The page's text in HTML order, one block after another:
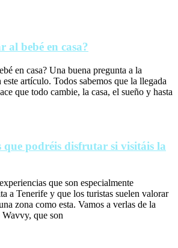
al bebé en casa?
en casa? Una buena pregunta a la
este artículo. Todos sabemos que la llegada
que todo cambie, la casa, el sueño y hasta
que podréis disfrutar si visitáis la
que son especialmente
a Tenerife y que los turistas suelen valorar
zona como esta. Vamos a verlas de la
que son